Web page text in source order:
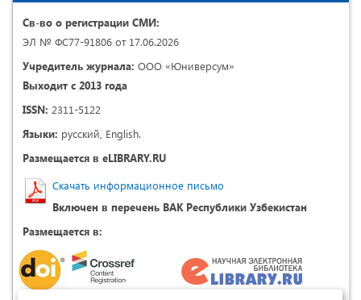
Св-во о регистрации СМИ:
ЭЛ № ФС77-91806 от 17.06.2026
Учредитель журнала: ООО «Юниверсум»
Выходит с 2013 года
ISSN: 2311-5122
Языки: русский, English.
Размещается в eLIBRARY.RU
Скачать информационное письмо
Включен в перечень ВАК Республики Узбекистан
Размещается в: